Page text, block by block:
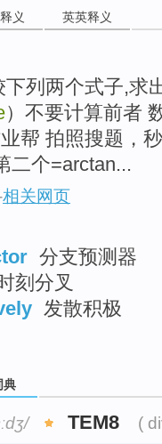
义 英英释义
下列两个式子,求
）不要计算前者
帮 拍照搜题，
二个=arctan...
相关网页
分支预测器
刻分叉
发散积极
典
TEM8 (